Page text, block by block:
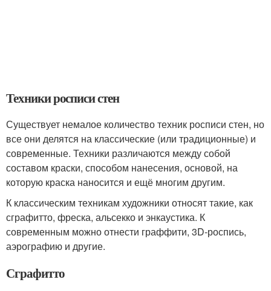
Техники росписи стен
Существует немалое количество техник росписи стен, но
все они делятся на классические (или традиционные) и
современные. Техники различаются между собой
составом краски, способом нанесения, основой, на
которую краска наносится и ещё многим другим.
К классическим техникам художники относят такие, как
сграфитто, фреска, альсекко и энкаустика. К
современным можно отнести граффити, 3D-роспись,
аэрографию и другие.
Сграфитто